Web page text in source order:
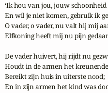
‘Ik hou van jou, jouw
En wil je niet komen, gebruik ik
O vader, o vader, nu valt hij mij
Elfkoning heeft mij nu pijn
De vader huivert, hij rijdt nu
Houdt in de armen het
Bereikt zijn huis in uiterste nood;
En in zijn armen het kind was